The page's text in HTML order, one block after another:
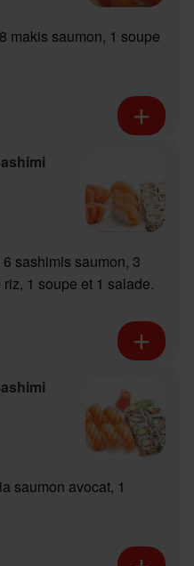
makis saumon, 1 soupe
sashimis saumon, 3
1 soupe et 1 salade.
saumon avocat, 1